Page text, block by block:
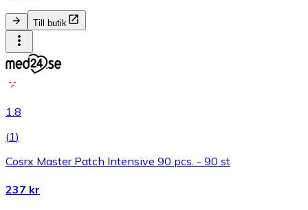
Till butik
1.8
(1)
Cosrx Master Patch Intensive 90 pcs. - 90 st
237 kr